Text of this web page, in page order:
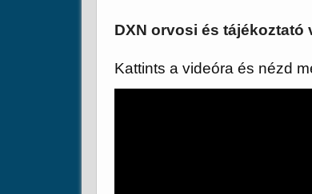
DXN orvosi és tájékoztató
Kattints a videóra és nézd